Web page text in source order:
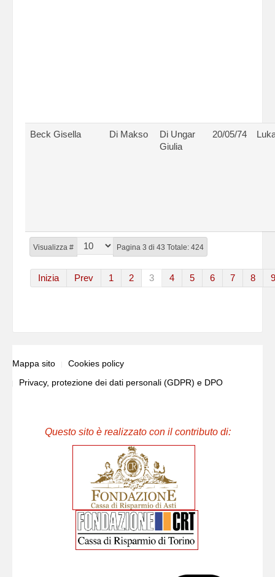
Visualizza # Pagina 3 di 43 Totale: 424
Inizia Prev 1 2 3 4 5 6 7 8 9
Beck Gisella Di Makso
Di Ungar
Giulia
20/05/74
Mappa sito
Cookies policy
Privacy, protezione dei dati personali (GDPR) e DPO
Questo sito è realizzato con il contributo di: